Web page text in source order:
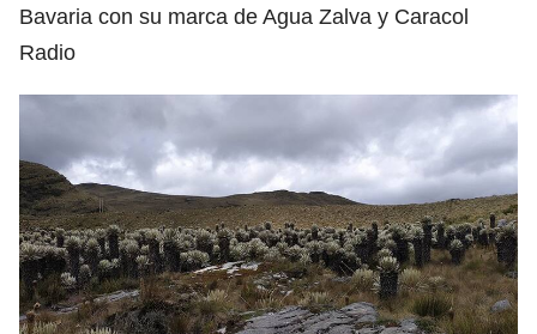
Bavaria con su marca de Agua Zalva y Caracol
Radio